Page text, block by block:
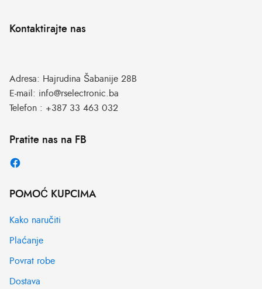
Kontaktirajte nas
Adresa: Hajrudina Šabanije 28B
E-mail: info@rselectronic.ba
Telefon : +387 33 463 032
Pratite nas na FB
POMOĆ KUPCIMA
Kako naručiti
Plaćanje
Povrat robe
Dostava